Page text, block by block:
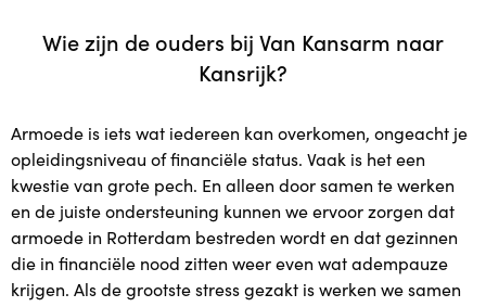
Missie en Visie
Samenwerking en Netwerkpartners
ANBI status
Onderzoek naar de effecten van Plusopvang
Wie zijn de ouders bij Van Kansarm naar
Kansrijk?
Armoede is iets wat iedereen kan overkomen, ongeacht je
opleidingsniveau of financiële status. Vaak is het een
kwestie van grote pech. En alleen door samen te werken
en de juiste ondersteuning kunnen we ervoor zorgen dat
armoede in Rotterdam bestreden wordt en dat gezinnen
die in financiële nood zitten weer even wat adempauze
krijgen. Als de grootste stress gezakt is werken we samen